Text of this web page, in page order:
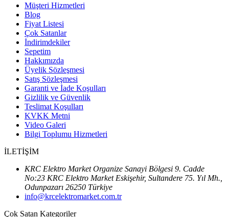
Müşteri Hizmetleri
Blog
Fiyat Listesi
Çok Satanlar
İndirimdekiler
Sepetim
Hakkımızda
Üyelik Sözleşmesi
Satış Sözleşmesi
Garanti ve İade Koşulları
Gizlilik ve Güvenlik
Teslimat Koşulları
KVKK Metni
Video Galeri
Bilgi Toplumu Hizmetleri
İLETİŞİM
KRC Elektro Market Organize Sanayi Bölgesi 9. Cadde
No:23 KRC Elektro Market Eskişehir, Sultandere 75. Yıl Mh.,
Odunpazarı 26250 Türkiye
info@krcelektromarket.com.tr
Çok Satan Kategoriler